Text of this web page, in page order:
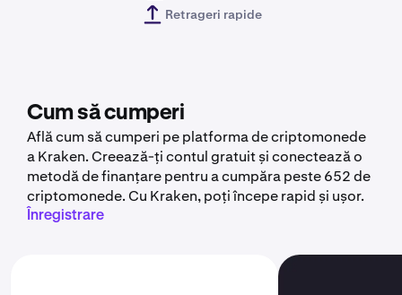
Retrageri rapide
Cum să cumperi
Află cum să cumperi pe platforma de criptomonede
a Kraken. Creează-ți contul gratuit și conectează o
metodă de finanțare pentru a cumpăra peste 652 de
criptomonede. Cu Kraken, poți începe rapid și ușor.
Înregistrare